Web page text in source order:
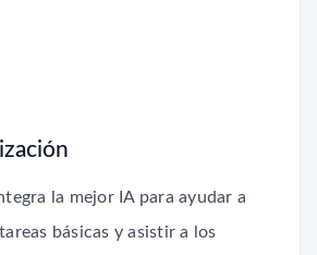
la mejor IA para ayudar a
básicas y asistir a los